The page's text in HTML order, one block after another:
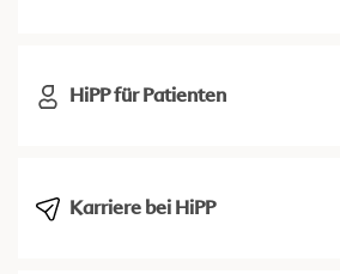
HiPP für Patienten
Karriere bei HiPP